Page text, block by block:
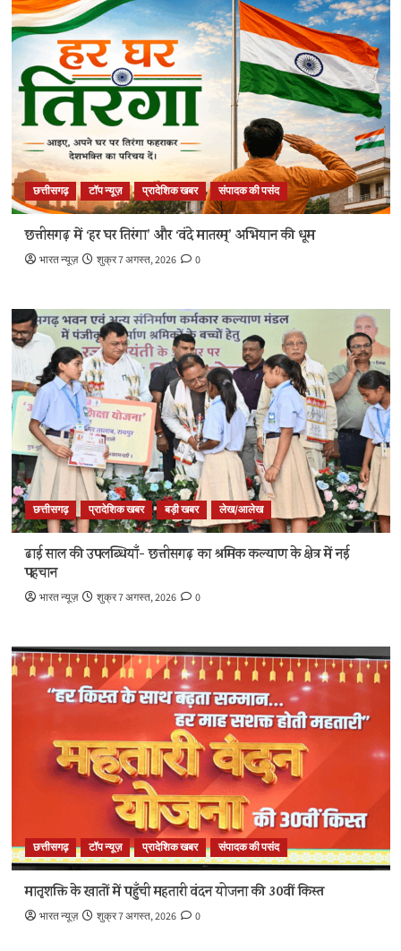
छत्तीसगढ़ टॉप न्यूज़ प्रादेशिक खबर संपादक की पसंद
छत्तीसगढ़ में ‘हर घर तिरंगा’ और ‘वंदे मातरम्’ अभियान की धूम
भारत न्यूज़ शुक्र 7 अगस्त, 2026 0
छत्तीसगढ़ प्रादेशिक खबर बड़ी खबर लेख/आलेख
ढाई साल की उपलब्धियाँ- छत्तीसगढ़ का श्रमिक कल्याण के क्षेत्र में नई
पहचान
भारत न्यूज़ शुक्र 7 अगस्त, 2026 0
छत्तीसगढ़ टॉप न्यूज़ प्रादेशिक खबर संपादक की पसंद
मातृशक्ति के खातों में पहुँची महतारी वंदन योजना की 30वीं किस्त
भारत न्यूज़ शुक्र 7 अगस्त, 2026 0